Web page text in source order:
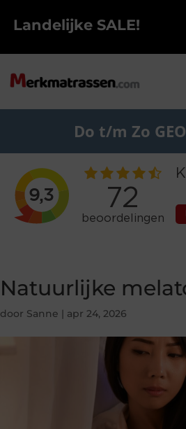
Landelijke SALE!
Do t/m Zo
Natuurlijke
door Sanne | apr 24, 2026